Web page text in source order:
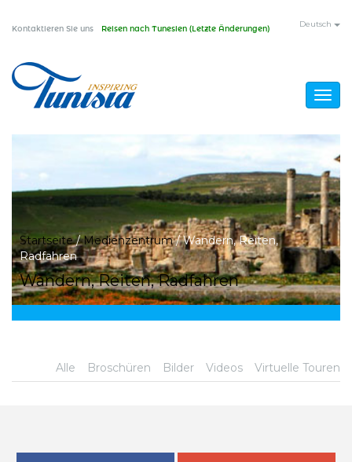
Direkt
Deutsch
Kontaktieren Sie uns Reisen nach Tunesien (Letzte Änderungen)
Sie
sind
hier
Startseite / Medienzentrum / Wandern, Reiten,
Radfahren
Wandern, Reiten, Radfahren
Alle Broschüren Bilder Videos Virtuelle Touren